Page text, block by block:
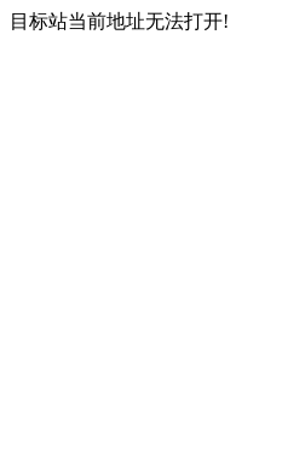
目标站当前地址无法打开!